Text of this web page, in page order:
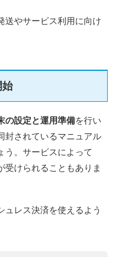
送やサービス利用に向け
始
の設定と運用準備を行い
封されているマニュアル
う。サービスによって
受けられることもありま
レス決済を使えるよう